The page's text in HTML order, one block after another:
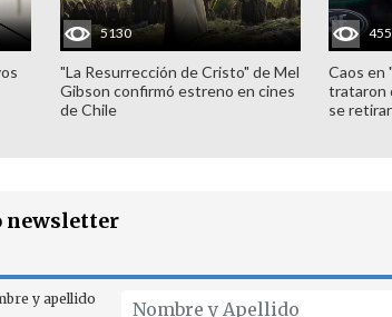
5130
"La Resurrección de Cristo" de Mel
Gibson confirmó estreno en cines
de Chile
Caos en
trataron
se
newsletter
y apellido